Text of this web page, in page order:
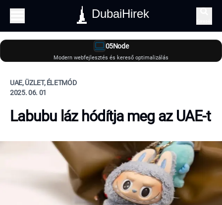
DubaiHirek
05Node
Modern webfejlesztés és kereső optimalizálás
UAE, ÜZLET, ÉLETMÓD
2025. 06. 01
Labubu láz hódítja meg az UAE-t